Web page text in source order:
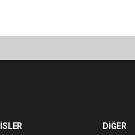
DİĞER